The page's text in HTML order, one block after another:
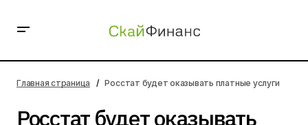
Главная страница Росстат будет оказывать платные услуги
Росстат будет оказывать